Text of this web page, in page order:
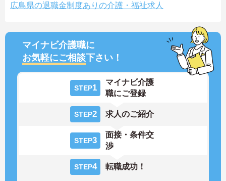
広島県の退職金制度ありの介護・福祉求人
マイナビ介護職に
お気軽にご相談下さい！
STEP1
マイナビ介護
職にご登録
STEP2 求人のご紹介
STEP3
面接・条件交
渉
STEP4 転職成功！